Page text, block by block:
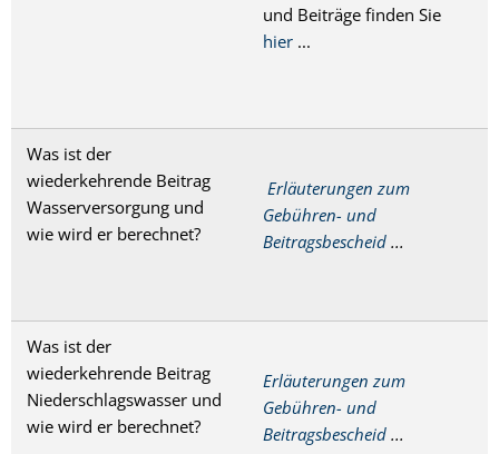
und Beiträge finden Sie
hier ...
Was ist der
wiederkehrende Beitrag
Wasserversorgung und
wie wird er berechnet?
Erläuterungen zum
Gebühren- und
Beitragsbescheid ...
Was ist der
wiederkehrende Beitrag
Niederschlagswasser und
wie wird er berechnet?
Erläuterungen zum
Gebühren- und
Beitragsbescheid ...